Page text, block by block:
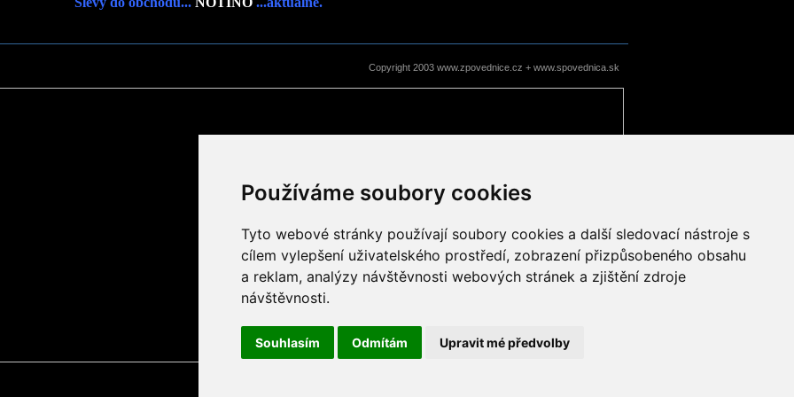
Používáme soubory cookies
Tyto webové stránky používají soubory cookies a další sledovací nástroje s
cílem vylepšení uživatelského prostředí, zobrazení přizpůsobeného obsahu
a reklam, analýzy návštěvnosti webových stránek a zjištění zdroje
návštěvnosti.
Souhlasím Odmítám Upravit mé předvolby
Copyright 2003 www.zpovednice.cz + www.spovednica.sk